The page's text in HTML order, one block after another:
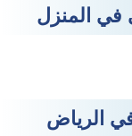
في المنزل
الرياض